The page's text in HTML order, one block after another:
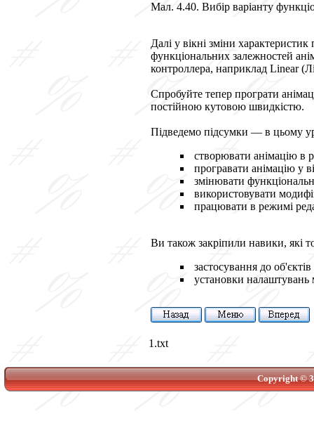
Мал. 4.40. Вибір варіанту
Далі у вікні зміни
функціональних залежностей
контроллера, наприклад Linear
Спробуйте тепер програти
постійною кутовою швидкістю.
Підведемо підсумки — в цьому
створювати анімацію в
програвати анімацію у
змінювати
використовувати
працювати в режимі
Ви також закріпили навики, які
застосування до
установки налаштувань
1.txt
Copyright ©